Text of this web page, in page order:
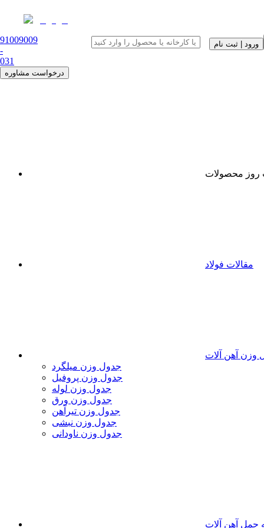
91009009
-
031
درخواست مشاوره
ورود | ثبت نام
روز محصولات
مقالات فولاد
وزن آهن آلات
جدول وزن میلگرد
جدول وزن پروفیل
جدول وزن لوله
جدول وزن ورق
جدول وزن تیرآهن
جدول وزن نبشی
جدول وزن ناودانی
حمل آهن آلات